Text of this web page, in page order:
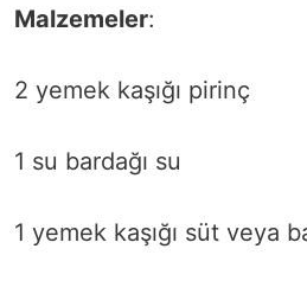
Malzemeler:
2 yemek kaşığı pirinç
1 su bardağı su
1 yemek kaşığı süt veya